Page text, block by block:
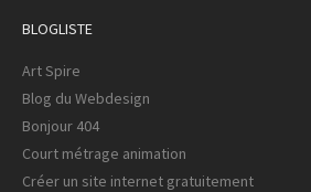
BLOGLISTE
Art Spire
Blog du Webdesign
Bonjour 404
Court métrage animation
Créer un site internet gratuitement